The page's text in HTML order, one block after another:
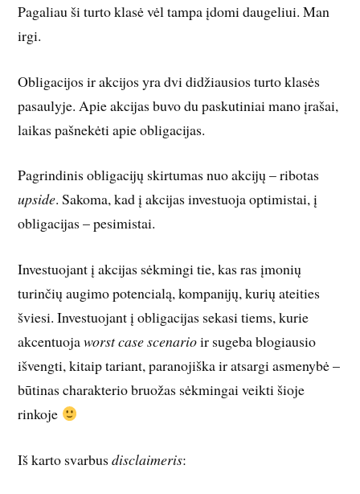
Pagaliau ši turto klasė vėl tampa įdomi daugeliui. Man
irgi.
Obligacijos ir akcijos yra dvi didžiausios turto klasės
pasaulyje. Apie akcijas buvo du paskutiniai mano įrašai,
laikas pašnekėti apie obligacijas.
Pagrindinis obligacijų skirtumas nuo akcijų – ribotas
upside. Sakoma, kad į akcijas investuoja optimistai, į
obligacijas – pesimistai.
Investuojant į akcijas sėkmingi tie, kas ras įmonių
turinčių augimo potencialą, kompanijų, kurių ateities
šviesi. Investuojant į obligacijas sekasi tiems, kurie
akcentuojaworst case scenarioir sugeba blogiausio
išvengti, kitaip tariant, paranojiška ir atsargi asmenybė –
būtinas charakterio bruožas sėkmingai veikti šioje
rinkoje
Iš karto svarbusdisclaimeris: